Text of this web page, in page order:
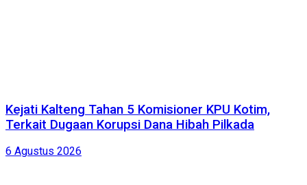
Kejati Kalteng Tahan 5 Komisioner KPU Kotim,
Terkait Dugaan Korupsi Dana Hibah Pilkada
6 Agustus 2026